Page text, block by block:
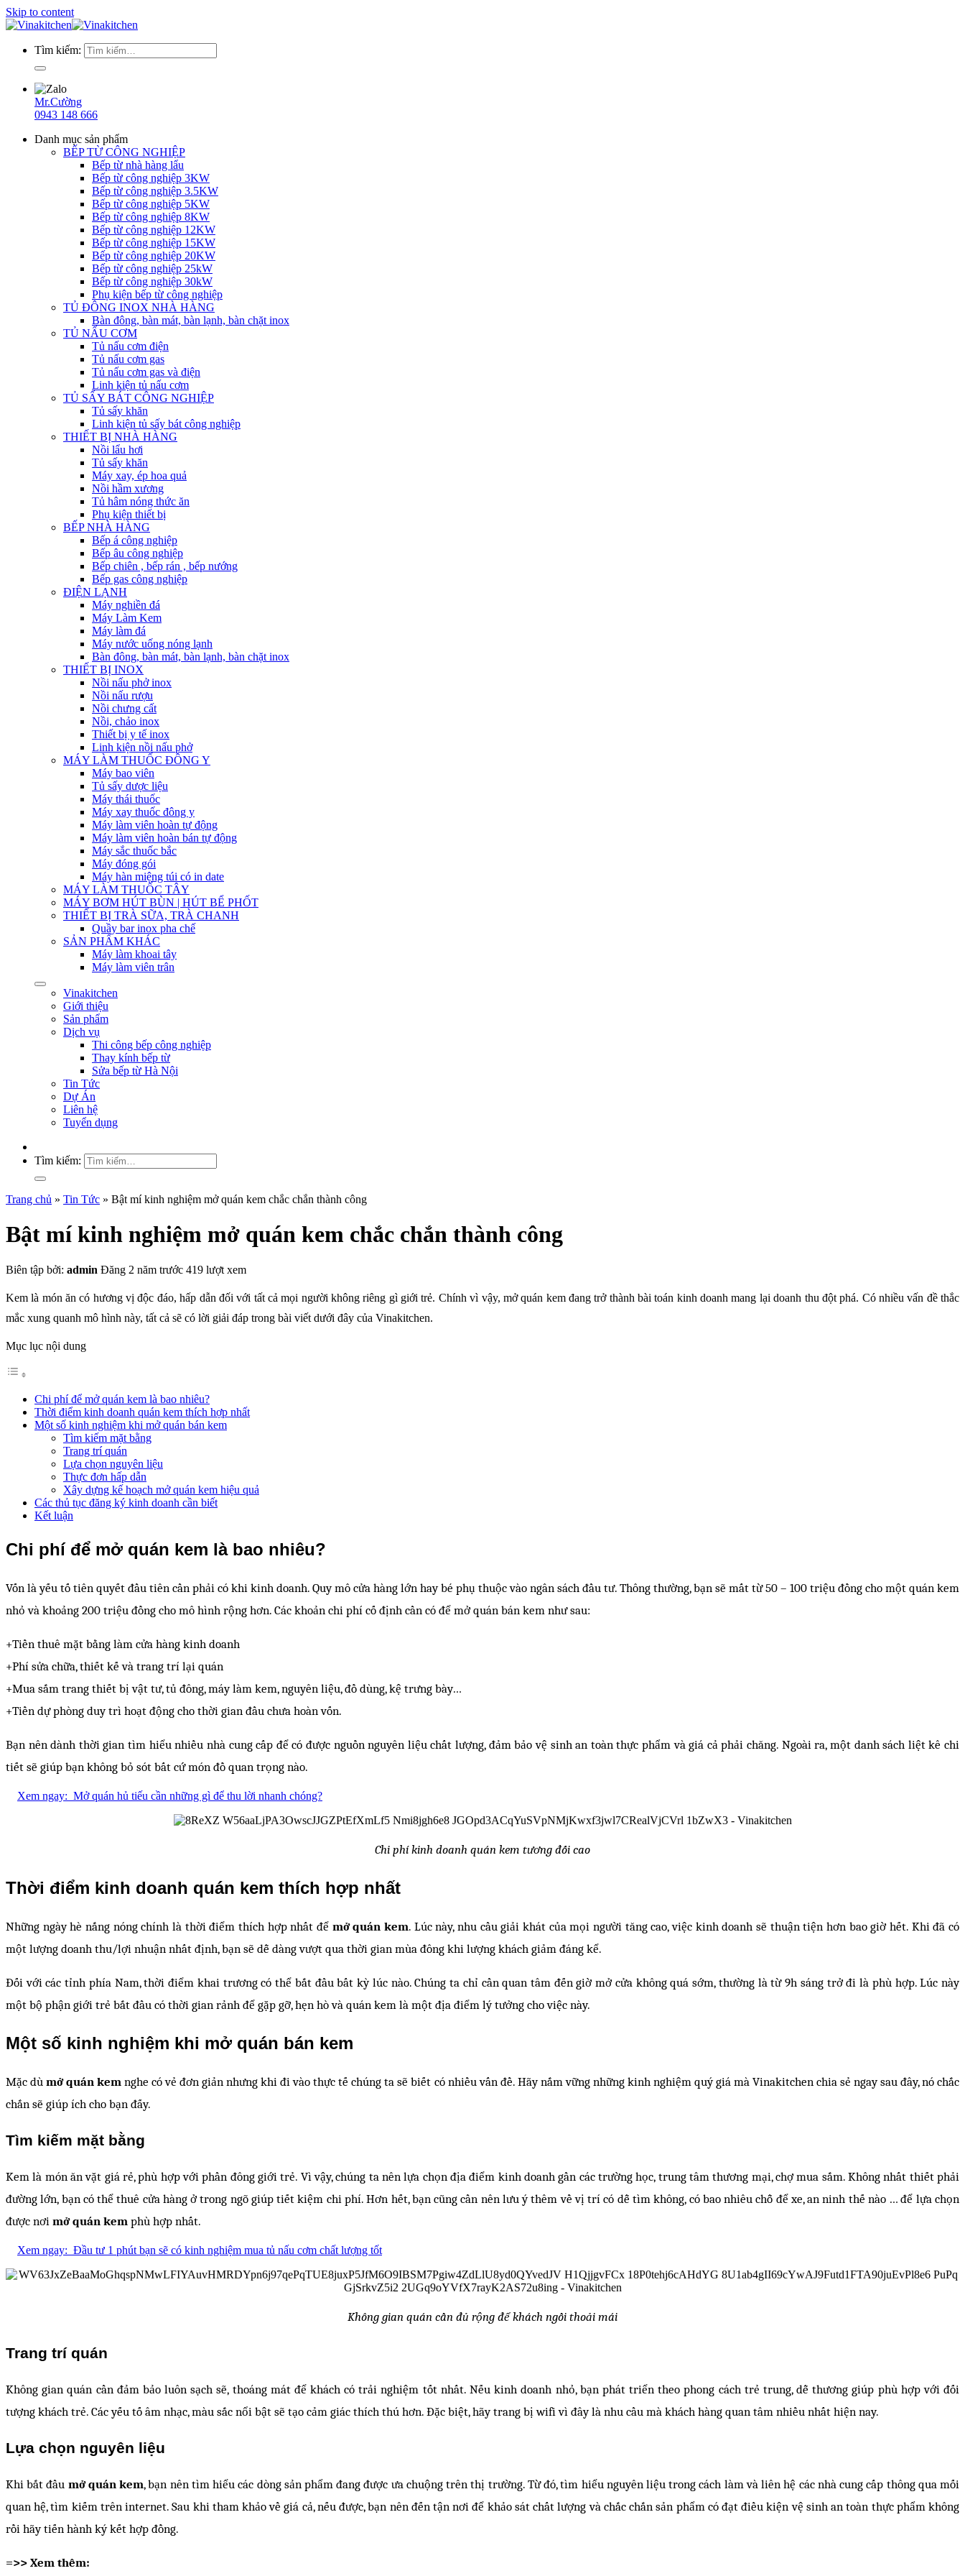
Skip to content
Tìm kiếm:
Mr.Cường
0943 148 666
Danh mục sản phẩm
BẾP TỪ CÔNG NGHIỆP
Bếp từ nhà hàng lẩu
Bếp từ công nghiệp 3KW
Bếp từ công nghiệp 3.5KW
Bếp từ công nghiệp 5KW
Bếp từ công nghiệp 8KW
Bếp từ công nghiệp 12KW
Bếp từ công nghiệp 15KW
Bếp từ công nghiệp 20KW
Bếp từ công nghiệp 25kW
Bếp từ công nghiệp 30kW
Phụ kiện bếp từ công nghiệp
TỦ ĐÔNG INOX NHÀ HÀNG
Bàn đông, bàn mát, bàn lạnh, bàn chặt inox
TỦ NẤU CƠM
Tủ nấu cơm điện
Tủ nấu cơm gas
Tủ nấu cơm gas và điện
Linh kiện tủ nấu cơm
TỦ SẤY BÁT CÔNG NGHIỆP
Tủ sấy khăn
Linh kiện tủ sấy bát công nghiệp
THIẾT BỊ NHÀ HÀNG
Nồi lẩu hơi
Tủ sấy khăn
Máy xay, ép hoa quả
Nồi hầm xương
Tủ hâm nóng thức ăn
Phụ kiện thiết bị
BẾP NHÀ HÀNG
Bếp á công nghiệp
Bếp âu công nghiệp
Bếp chiên , bếp rán , bếp nướng
Bếp gas công nghiệp
ĐIỆN LẠNH
Máy nghiền đá
Máy Làm Kem
Máy làm đá
Máy nước uống nóng lạnh
Bàn đông, bàn mát, bàn lạnh, bàn chặt inox
THIẾT BỊ INOX
Nồi nấu phở inox
Nồi nấu rượu
Nồi chưng cất
Nồi, chảo inox
Thiết bị y tế inox
Linh kiện nồi nấu phở
MÁY LÀM THUỐC ĐÔNG Y
Máy bao viên
Tủ sấy dược liệu
Máy thái thuốc
Máy xay thuốc đông y
Máy làm viên hoàn tự động
Máy làm viên hoàn bán tự động
Máy sắc thuốc bắc
Máy đóng gói
Máy hàn miệng túi có in date
MÁY LÀM THUỐC TÂY
MÁY BƠM HÚT BÙN | HÚT BỂ PHỐT
THIẾT BỊ TRÀ SỮA, TRÀ CHANH
Quầy bar inox pha chế
SẢN PHẨM KHÁC
Máy làm khoai tây
Máy làm viên trân
Vinakitchen
Giới thiệu
Sản phẩm
Dịch vụ
Thi công bếp công nghiệp
Thay kính bếp từ
Sửa bếp từ Hà Nội
Tin Tức
Dự Án
Liên hệ
Tuyển dụng
Tìm kiếm:
Trang chủ » Tin Tức » Bật mí kinh nghiệm mở quán kem chắc chắn thành công
Bật mí kinh nghiệm mở quán kem chắc chắn thành công
Biên tập bởi: admin Đăng 2 năm trước 419 lượt xem
Kem là món ăn có hương vị độc đáo, hấp dẫn đối với tất cả mọi người không riêng gì giới trẻ. Chính vì vậy, mở quán kem đang trở thành bài toán kinh doanh mang lại doanh thu đột phá. Có nhiều vấn đề thắc
mắc xung quanh mô hình này, tất cả sẽ có lời giải đáp trong bài viết dưới đây của Vinakitchen.
Mục lục nội dung
Chi phí để mở quán kem là bao nhiêu?
Thời điểm kinh doanh quán kem thích hợp nhất
Một số kinh nghiệm khi mở quán bán kem
Tìm kiếm mặt bằng
Trang trí quán
Lựa chọn nguyên liệu
Thực đơn hấp dẫn
Xây dựng kế hoạch mở quán kem hiệu quả
Các thủ tục đăng ký kinh doanh cần biết
Kết luận
Chi phí để mở quán kem là bao nhiêu?
Vốn là yếu tố tiên quyết đầu tiên cần phải có khi kinh doanh. Quy mô cửa hàng lớn hay bé phụ thuộc vào ngân sách đầu tư. Thông thường, bạn sẽ mất từ 50 – 100 triệu đồng cho một quán kem
nhỏ và khoảng 200 triệu đồng cho mô hình rộng hơn. Các khoản chi phí cố định cần có để mở quán bán kem như sau:
+Tiền thuê mặt bằng làm cửa hàng kinh doanh
+Phí sửa chữa, thiết kế và trang trí lại quán
+Mua sắm trang thiết bị vật tư, tủ đông, máy làm kem, nguyên liệu, đồ dùng, kệ trưng bày…
+Tiền dự phòng duy trì hoạt động cho thời gian đầu chưa hoàn vốn.
Bạn nên dành thời gian tìm hiểu nhiều nhà cung cấp để có được nguồn nguyên liệu chất lượng, đảm bảo vệ sinh an toàn thực phẩm và giá cả phải chăng. Ngoài ra, một danh sách liệt kê chi
tiết sẽ giúp bạn không bỏ sót bất cứ món đồ quan trọng nào.
Xem ngay: Mở quán hủ tiếu cần những gì để thu lời nhanh chóng?
Chi phí kinh doanh quán kem tương đối cao
Thời điểm kinh doanh quán kem thích hợp nhất
Những ngày hè nắng nóng chính là thời điểm thích hợp nhất để mở quán kem. Lúc này, nhu cầu giải khát của mọi người tăng cao, việc kinh doanh sẽ thuận tiện hơn bao giờ hết. Khi đã có
một lượng doanh thu/lợi nhuận nhất định, bạn sẽ dễ dàng vượt qua thời gian mùa đông khi lượng khách giảm đáng kể.
Đối với các tỉnh phía Nam, thời điểm khai trương có thể bắt đầu bất kỳ lúc nào. Chúng ta chỉ cần quan tâm đến giờ mở cửa không quá sớm, thường là từ 9h sáng trở đi là phù hợp. Lúc này
một bộ phận giới trẻ bắt đầu có thời gian rảnh để gặp gỡ, hẹn hò và quán kem là một địa điểm lý tưởng cho việc này.
Một số kinh nghiệm khi mở quán bán kem
Mặc dùmở quán kem nghe có vẻ đơn giản nhưng khi đi vào thực tế chúng ta sẽ biết có nhiều vấn đề. Hãy nắm vững những kinh nghiệm quý giá mà Vinakitchen chia sẻ ngay sau đây, nó chắc
chắn sẽ giúp ích cho bạn đấy.
Tìm kiếm mặt bằng
Kem là món ăn vặt giá rẻ, phù hợp với phần đông giới trẻ. Vì vậy, chúng ta nên lựa chọn địa điểm kinh doanh gần các trường học, trung tâm thương mại, chợ mua sắm. Không nhất thiết phải
đường lớn, bạn có thể thuê cửa hàng ở trong ngõ giúp tiết kiệm chi phí. Hơn hết, bạn cũng cần nên lưu ý thêm về vị trí có dễ tìm không, có bao nhiêu chỗ để xe, an ninh thế nào … để lựa chọn
được nơi mở quán kem phù hợp nhất.
Xem ngay: Đầu tư 1 phút bạn sẽ có kinh nghiệm mua tủ nấu cơm chất lượng tốt
Không gian quán cần đủ rộng để khách ngồi thoải mái
Trang trí quán
Không gian quán cần đảm bảo luôn sạch sẽ, thoáng mát để khách có trải nghiệm tốt nhất. Nếu kinh doanh nhỏ, bạn phát triển theo phong cách trẻ trung, dễ thương giúp phù hợp với đối
tượng khách trẻ. Các yếu tố âm nhạc, màu sắc nổi bật sẽ tạo cảm giác thích thú hơn. Đặc biệt, hãy trang bị wifi vì đây là nhu cầu mà khách hàng quan tâm nhiều nhất hiện nay.
Lựa chọn nguyên liệu
Khi bắt đầu mở quán kem, bạn nên tìm hiểu các dòng sản phẩm đang được ưa chuộng trên thị trường. Từ đó, tìm hiểu nguyên liệu trong cách làm và liên hệ các nhà cung cấp thông qua mối
quan hệ, tìm kiếm trên internet. Sau khi tham khảo về giá cả, nếu được, bạn nên đến tận nơi để khảo sát chất lượng và chắc chắn sản phẩm có đạt điều kiện vệ sinh an toàn thực phẩm không
rồi hãy tiến hành ký kết hợp đồng.
=>> Xem thêm: